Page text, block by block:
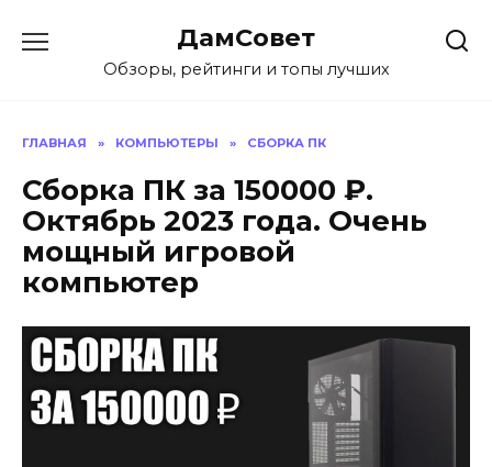
содержанию
ДамСовет
Обзоры, рейтинги и топы лучших
ГЛАВНАЯ » КОМПЬЮТЕРЫ » СБОРКА ПК
Сборка ПК за 150000 ₽.
Октябрь 2023 года. Очень
мощный игровой
компьютер